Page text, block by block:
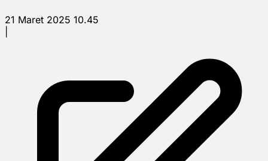
21 Maret 2025 10.45